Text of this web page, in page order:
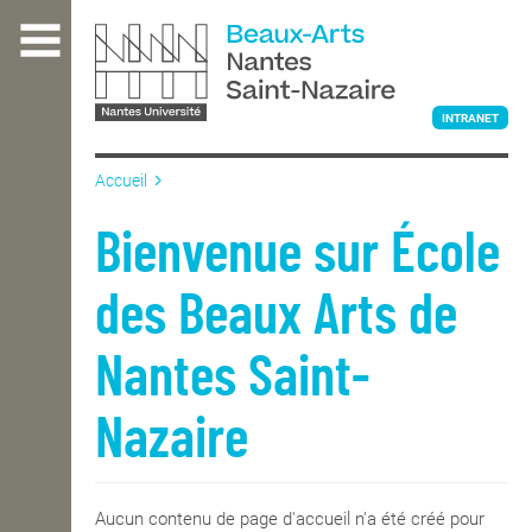
contenu
L'ÉCOLE
ENSEIGNEMENT
INTERNATIONAL
INTRANET
Accueil
Bienvenue sur École
des Beaux Arts de
Nantes Saint-
Nazaire
Aucun contenu de page d'accueil n'a été créé pour